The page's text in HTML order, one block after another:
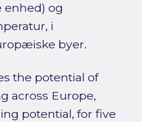
enhed) og
i
byer.
the potential of
across Europe,
potential, for five